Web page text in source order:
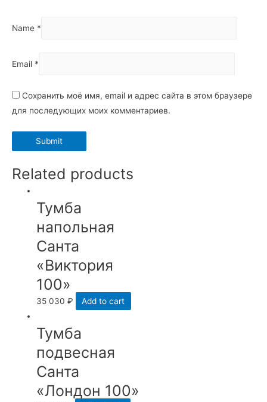
Name *
Email *
Сохранить моё имя, email и адрес сайта в этом браузере
для последующих моих комментариев.
Related products
Тумба
напольная
Санта
«Виктория
100»
35 030₽ Add to cart
Тумба
подвесная
Санта
«Лондон 100»